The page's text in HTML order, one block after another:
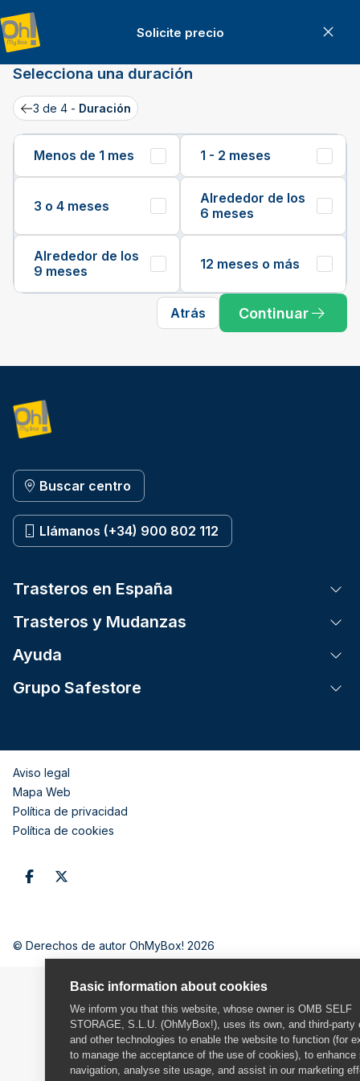
Basic information about cookies
We inform you that this website, whose owner is OMB SELF
STORAGE, S.L.U. (OhMyBox!), uses its own, and third-party
and other technologies to enable the website to function (for
to manage the acceptance of the use of cookies), to enhance
navigation, analyse site usage, and assist in our marketing
Solicite precio
Solicite precio
Selecciona una duración
Back
3 de 4 - Duración
Menos de 1 mes 1 - 2 meses
3 o 4 meses
Alrededor de los
6 meses
Alrededor de los
9 meses
12 meses o más
Atrás Continuar
Buscar centro
Llámanos (+34) 900 802 112
Trasteros en España
Trasteros y Mudanzas
Ayuda
Grupo Safestore
Aviso legal
Mapa Web
Política de privacidad
Política de cookies
© Derechos de autor OhMyBox! 2026